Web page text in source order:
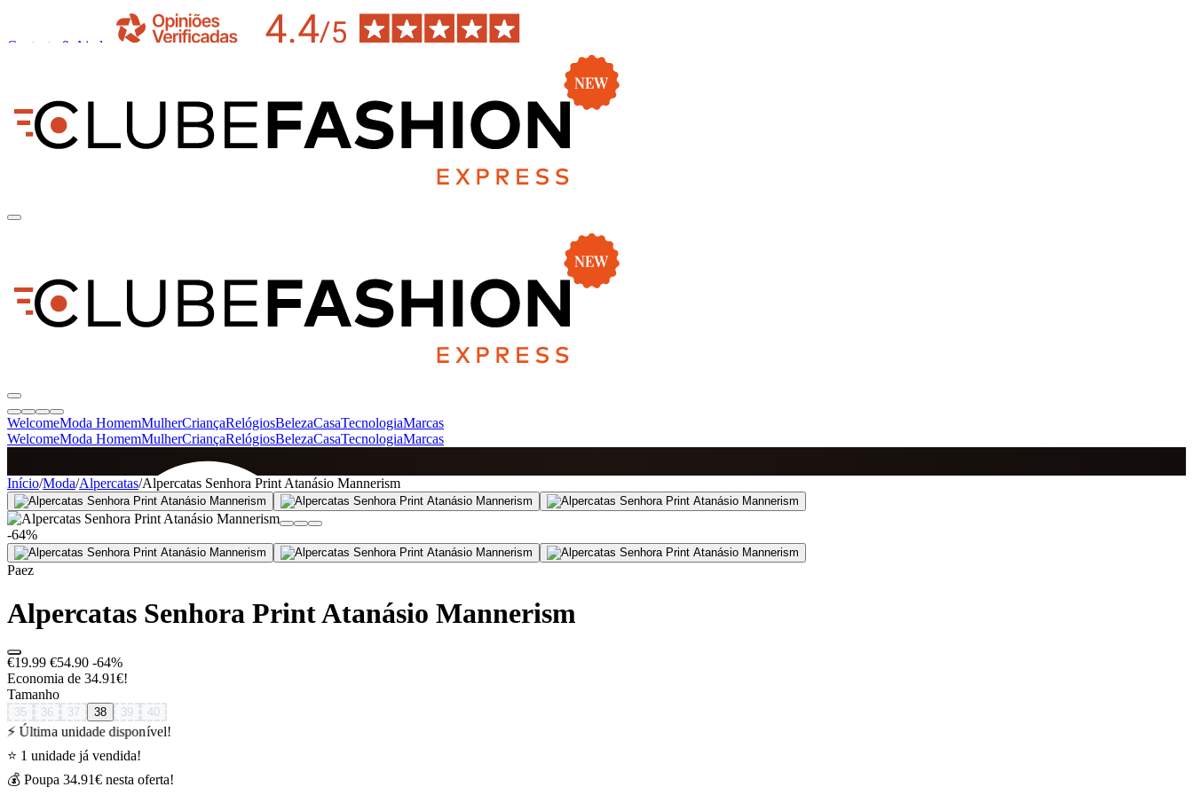
Contacto & Ajuda
WelcomeModa HomemMulherCriançaRelógiosBelezaCasaTecnologiaMarcas
WelcomeModa HomemMulherCriançaRelógiosBelezaCasaTecnologiaMarcas
SINCE 2005
+de 36.000 reviews
Início/Moda/Alpercatas/Alpercatas Senhora Print Atanásio Mannerism
-64%
Paez
Alpercatas Senhora Print Atanásio Mannerism
€19.99 €54.90 -64%
Economia de 34.91€!
Tamanho
35 36 37 38 39 40
⚡ Última unidade disponível!
⭐ 1 unidade já vendida!
💰 Poupa 34.91€ nesta oferta!